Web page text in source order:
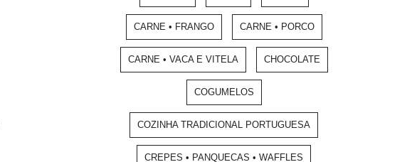
CARNE • FRANGO CARNE • PORCO
CARNE • VACA E VITELA CHOCOLATE
COGUMELOS
COZINHA TRADICIONAL PORTUGUESA
CREPES • PANQUECAS • WAFFLES